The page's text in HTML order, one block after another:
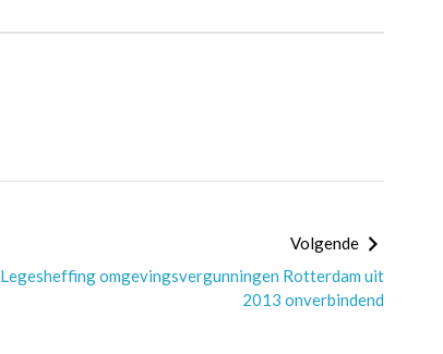
Volgende
Legesheffing omgevingsvergunningen Rotterdam uit
2013 onverbindend